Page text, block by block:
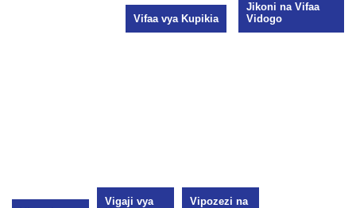
Vifaa vya Kupikia
Jikoni na Vifaa
Vidogo
Vigaji vya
Vipozezi na